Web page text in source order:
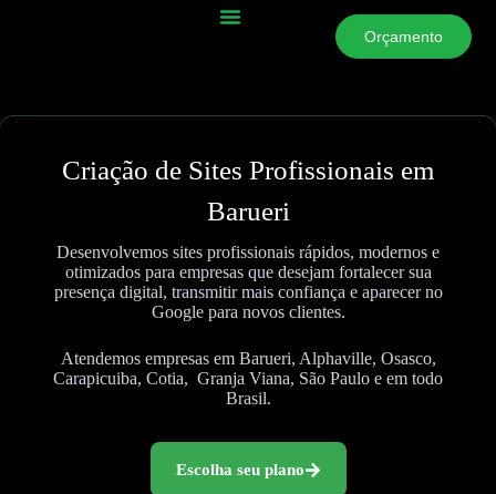
Orçamento
Criação de Sites Profissionais em
Barueri
Desenvolvemos sites profissionais rápidos, modernos e
otimizados para empresas que desejam fortalecer sua
presença digital, transmitir mais confiança e aparecer no
Google para novos clientes.
Atendemos empresas em Barueri, Alphaville, Osasco,
Carapicuiba, Cotia, Granja Viana, São Paulo e em todo
Brasil.
Escolha seu plano